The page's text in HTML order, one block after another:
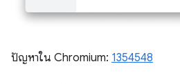
ปัญหาใน Chromium: 1354548